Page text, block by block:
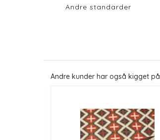
Andre standarder
Andre kunder har også kigget på